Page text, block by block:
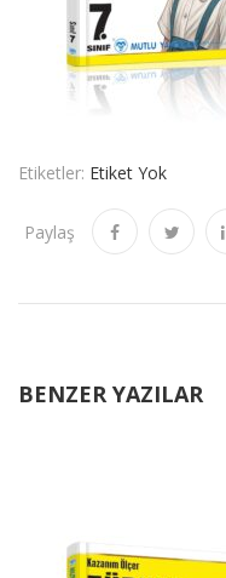
Etiketler: Etiket Yok
Paylaş
BENZER YAZILAR